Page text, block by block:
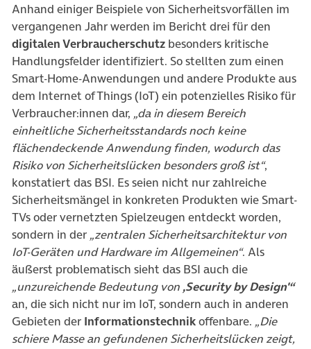
Anhand einiger Beispiele von Sicherheitsvorfällen im
vergangenen Jahr werden im Bericht drei für den
digitalen Verbraucherschutz besonders kritische
Handlungsfelder identifiziert. So stellten zum einen
Smart-Home-Anwendungen und andere Produkte aus
dem Internet of Things (IoT) ein potenzielles Risiko für
Verbraucher:innen dar, „da in diesem Bereich
einheitliche Sicherheitsstandards noch keine
flächendeckende Anwendung finden, wodurch das
Risiko von Sicherheitslücken besonders groß ist“,
konstatiert das BSI. Es seien nicht nur zahlreiche
Sicherheitsmängel in konkreten Produkten wie Smart-
TVs oder vernetzten Spielzeugen entdeckt worden,
sondern in der „zentralen Sicherheitsarchitektur von
IoT-Geräten und Hardware im Allgemeinen“. Als
äußerst problematisch sieht das BSI auch die
„unzureichende Bedeutung von ‚Security by Design'“
an, die sich nicht nur im IoT, sondern auch in anderen
Gebieten der Informationstechnikoffenbare. „Die
schiere Masse an gefundenen Sicherheitslücken zeigt,